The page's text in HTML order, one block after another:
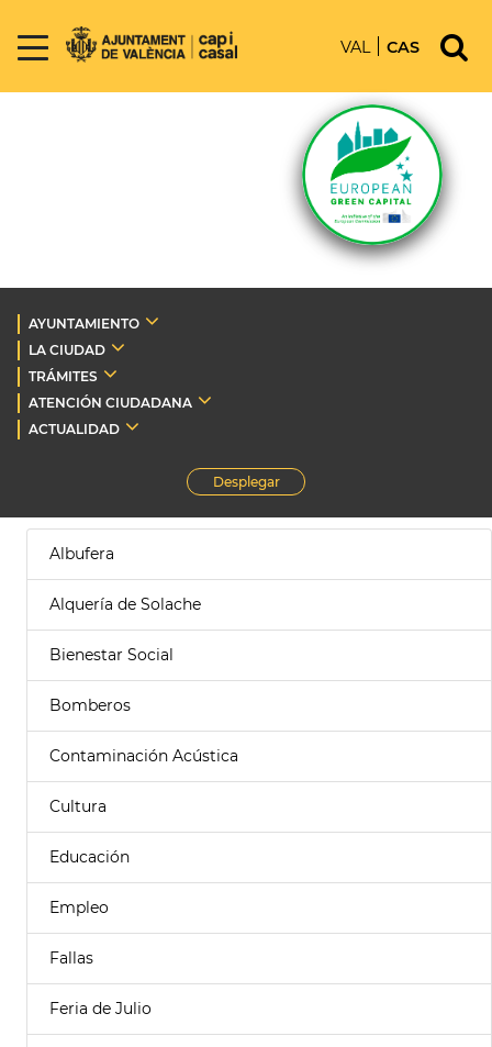
VAL CAS
AYUNTAMIENTO
LA CIUDAD
TRÁMITES
ATENCIÓN CIUDADANA
ACTUALIDAD
Desplegar
Albufera
Alquería de Solache
Bienestar Social
Bomberos
Contaminación Acústica
Cultura
Educación
Empleo
Fallas
Feria de Julio